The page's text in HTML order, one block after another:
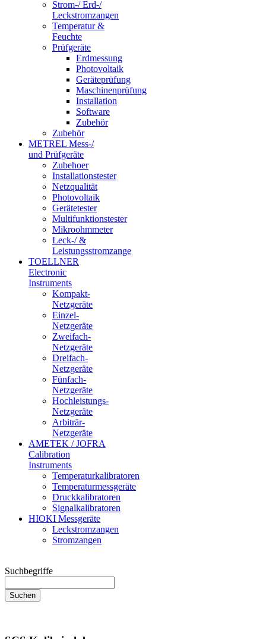
Strom-/ Erd-/
Leckstromzangen
Temperatur &
Feuchte
Prüfgeräte
Erdmessung
Photovoltaik
Geräteprüfung
Maschinenprüfung
Installation
Software
Zubehör
Zubehör
METREL Mess-/
und Prüfgeräte
Zubehoer
Installationstester
Netzqualität
Photovoltaik
Gerätetester
Multifunktionstester
Mikroohmmeter
Leck-/ &
Leistungsstromzange
TOELLNER
Electronic
Instruments
Kompakt-
Netzgeräte
Einzel-
Netzgeräte
Zweifach-
Netzgeräte
Dreifach-
Netzgeräte
Fünfach-
Netzgeräte
Hochleistungs-
Netzgeräte
Arbiträr-
Netzgeräte
AMETEK / JOFRA
Calibration
Instruments
Temperaturkalibratoren
Temperaturmessgeräte
Druckkalibratoren
Signalkalibratoren
HIOKI Messgeräte
Leckstromzangen
Stromzangen
Suchbegriffe